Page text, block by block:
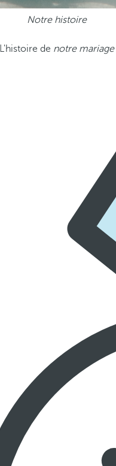
Notre histoire
L'histoire de notre mariage